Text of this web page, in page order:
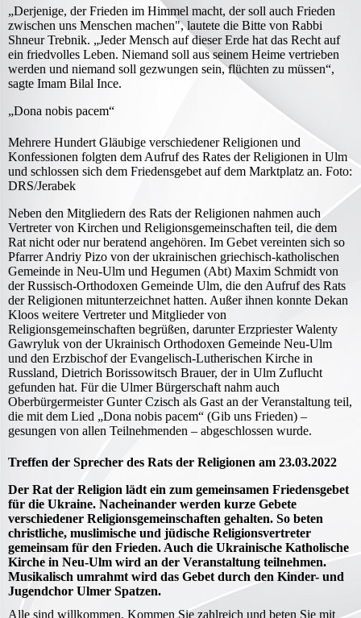
„Derjenige, der Frieden im Himmel macht, der soll auch Frieden
zwischen uns Menschen machen", lautete die Bitte von Rabbi
Shneur Trebnik. „Jeder Mensch auf dieser Erde hat das Recht auf
ein friedvolles Leben. Niemand soll aus seinem Heime vertrieben
werden und niemand soll gezwungen sein, flüchten zu müssen“,
sagte Imam Bilal Ince.
„Dona nobis pacem“
Mehrere Hundert Gläubige verschiedener Religionen und
Konfessionen folgten dem Aufruf des Rates der Religionen in Ulm
und schlossen sich dem Friedensgebet auf dem Marktplatz an. Foto:
DRS/Jerabek
Neben den Mitgliedern des Rats der Religionen nahmen auch
Vertreter von Kirchen und Religionsgemeinschaften teil, die dem
Rat nicht oder nur beratend angehören. Im Gebet vereinten sich so
Pfarrer Andriy Pizo von der ukrainischen griechisch-katholischen
Gemeinde in Neu-Ulm und Hegumen (Abt) Maxim Schmidt von
der Russisch-Orthodoxen Gemeinde Ulm, die den Aufruf des Rats
der Religionen mitunterzeichnet hatten. Außer ihnen konnte Dekan
Kloos weitere Vertreter und Mitglieder von
Religionsgemeinschaften begrüßen, darunter Erzpriester Walenty
Gawryluk von der Ukrainisch Orthodoxen Gemeinde Neu-Ulm
und den Erzbischof der Evangelisch-Lutherischen Kirche in
Russland, Dietrich Borissowitsch Brauer, der in Ulm Zuflucht
gefunden hat. Für die Ulmer Bürgerschaft nahm auch
Oberbürgermeister Gunter Czisch als Gast an der Veranstaltung teil,
die mit dem Lied „Dona nobis pacem“ (Gib uns Frieden) –
gesungen von allen Teilnehmenden – abgeschlossen wurde.
Treffen der Sprecher des Rats der Religionen am 23.03.2022
Der Rat der Religion lädt ein zum gemeinsamen Friedensgebet
für die Ukraine. Nacheinander werden kurze Gebete
verschiedener Religionsgemeinschaften gehalten. So beten
christliche, muslimische und jüdische Religionsvertreter
gemeinsam für den Frieden. Auch die Ukrainische Katholische
Kirche in Neu-Ulm wird an der Veranstaltung teilnehmen.
Musikalisch umrahmt wird das Gebet durch den Kinder- und
Jugendchor Ulmer Spatzen.
Alle sind willkommen. Kommen Sie zahlreich und beten Sie mit